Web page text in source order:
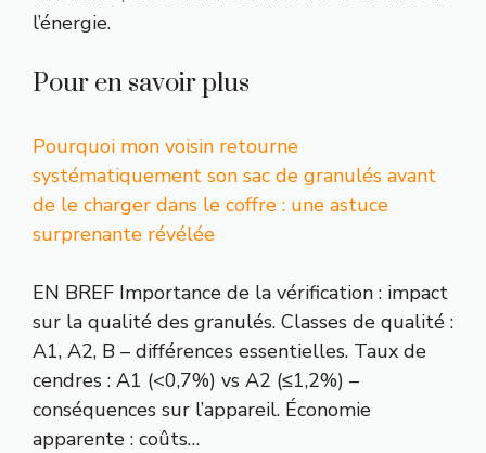
l’énergie.
Pour en savoir plus
Pourquoi mon voisin retourne
systématiquement son sac de granulés avant
de le charger dans le coffre : une astuce
surprenante révélée
EN BREF Importance de la vérification : impact
sur la qualité des granulés. Classes de qualité :
A1, A2, B – différences essentielles. Taux de
cendres : A1 (<0,7%) vs A2 (≤1,2%) –
conséquences sur l’appareil. Économie
apparente : coûts…